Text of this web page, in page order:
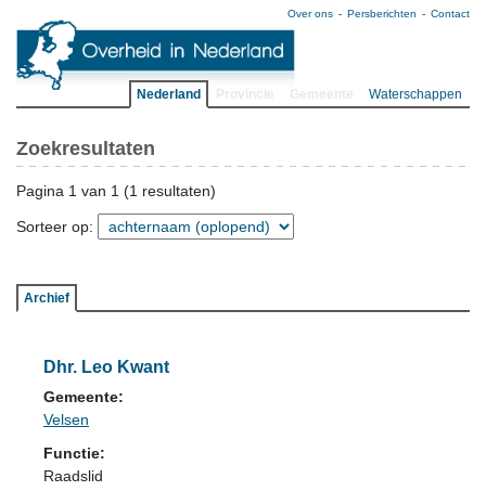
Over ons Persberichten Contact
Nederland Waterschappen
Zoekresultaten
Pagina 1 van 1 (1 resultaten)
Sorteer op:
Archief
Dhr. Leo Kwant
Gemeente:
Velsen
Functie:
Raadslid